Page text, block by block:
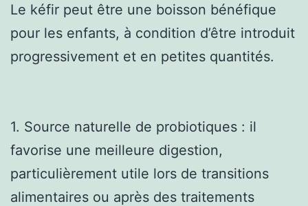
Le kéfir peut être une boisson bénéfique
pour les enfants, à condition d’être introduit
progressivement et en petites quantités.
1. Source naturelle de probiotiques : il
favorise une meilleure digestion,
particulièrement utile lors de transitions
alimentaires ou après des traitements